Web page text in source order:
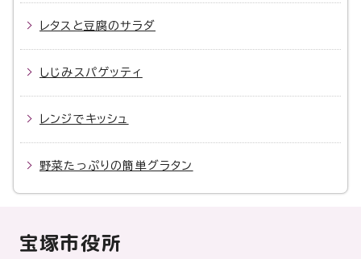
レタスと豆腐のサラダ
しじみスパゲッティ
レンジでキッシュ
野菜たっぷりの簡単グラタン
宝塚市役所